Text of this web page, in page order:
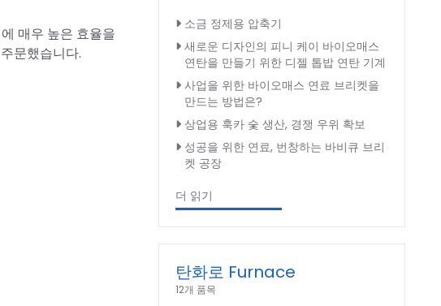
매우 높은 효율을
문했습니다.
소금 정제용 압축기
새로운 디자인의 피니 케이 바이오매스
연탄을 만들기 위한 디젤 톱밥 연탄 기계
사업을 위한 바이오매스 연료 브리켓을
만드는 방법은?
상업용 훅카 숯 생산, 경쟁 우위 확보
성공을 위한 연료, 번창하는 바비큐 브리
켓 공장
더 읽기
탄화로 Furnace
12개 품목